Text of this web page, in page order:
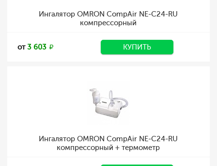
Ингалятор OMRON CompAir NE-C24-RU
компрессорный
от3 603 КУПИТЬ
Ингалятор OMRON CompAir NE-C24-RU
компрессорный + термометр